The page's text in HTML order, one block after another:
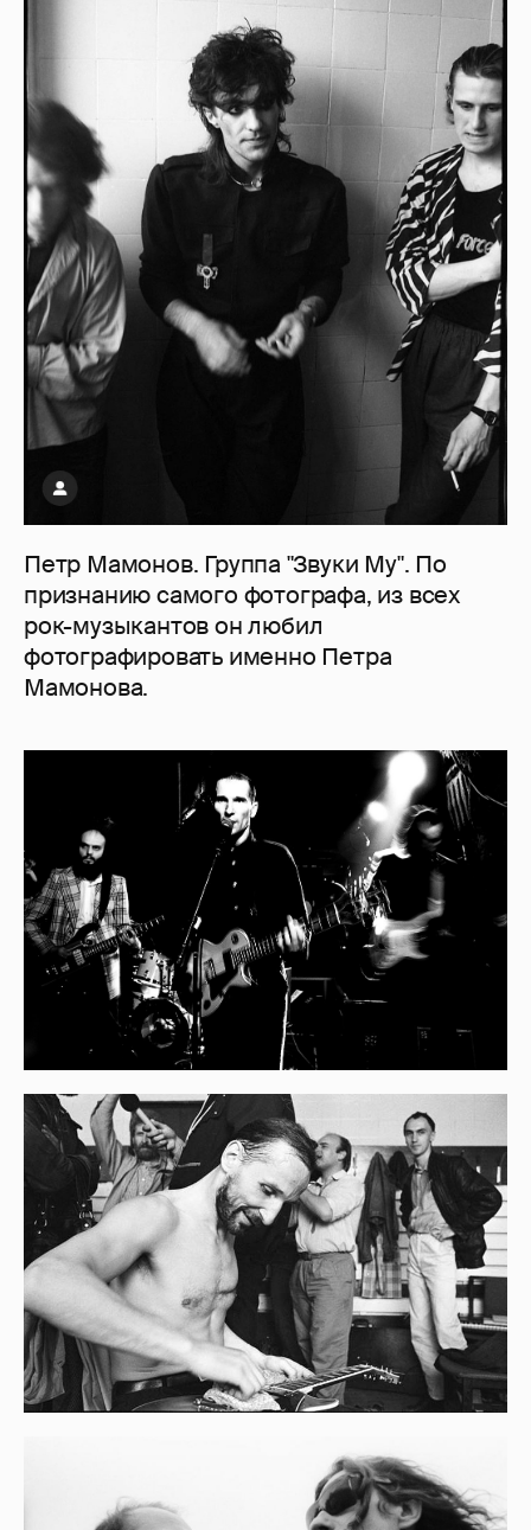
Петр Мамонов. Группа "Звуки Му". По
признанию самого фотографа, из всех
рок-музыкантов он любил
фотографировать именно Петра
Мамонова.